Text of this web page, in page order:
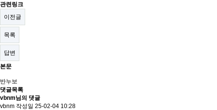
관련링크
이전글
목록
답변
본문
반누보
댓글목록
vbnm님의 댓글
vbnm 작성일 25-02-04 10:28